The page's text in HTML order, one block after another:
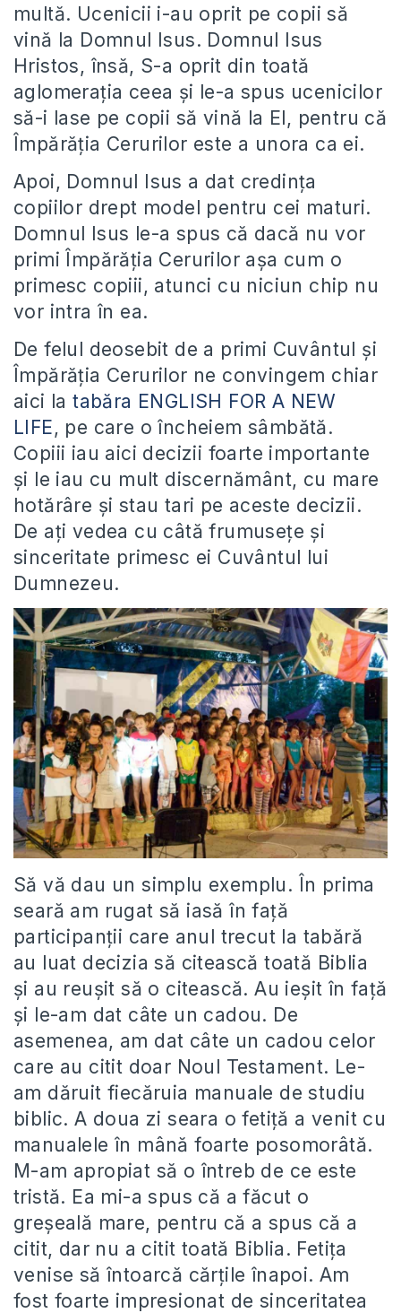
multă. Ucenicii i-au oprit pe copii să
vină la Domnul Isus. Domnul Isus
Hristos, însă, S-a oprit din toată
aglomerația ceea și le-a spus ucenicilor
să-i lase pe copii să vină la El, pentru că
Împărăția Cerurilor este a unora ca ei.
Apoi, Domnul Isus a dat credința
copiilor drept model pentru cei maturi.
Domnul Isus le-a spus că dacă nu vor
primi Împărăția Cerurilor așa cum o
primesc copiii, atunci cu niciun chip nu
vor intra în ea.
De felul deosebit de a primi Cuvântul și
Împărăția Cerurilor ne convingem chiar
aici latabăra ENGLISH FOR A NEW
LIFE, pe care o încheiem sâmbătă.
Copiii iau aici decizii foarte importante
și le iau cu mult discernământ, cu mare
hotărâre și stau tari pe aceste decizii.
De ați vedea cu câtă frumusețe și
sinceritate primesc ei Cuvântul lui
Dumnezeu.
Să vă dau un simplu exemplu. În prima
seară am rugat să iasă în față
participanții care anul trecut la tabără
au luat decizia să citească toată Biblia
și au reușit să o citească. Au ieșit în față
și le-am dat câte un cadou. De
asemenea, am dat câte un cadou celor
care au citit doar Noul Testament. Le-
am dăruit fiecăruia manuale de studiu
biblic. A doua zi seara o fetiță a venit cu
manualele în mână foarte posomorâtă.
M-am apropiat să o întreb de ce este
tristă. Ea mi-a spus că a făcut o
greșeală mare, pentru că a spus că a
citit, dar nu a citit toată Biblia. Fetița
venise să întoarcă cărțile înapoi. Am
fost foarte impresionat de sinceritatea